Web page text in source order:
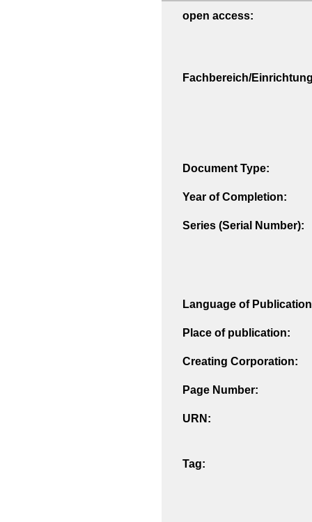
open access:
Fachbereich/
Document Type:
Year of Completion:
Series (Serial Number):
Language of
Place of publication:
Creating Corporation:
Page Number:
URN:
Tag: